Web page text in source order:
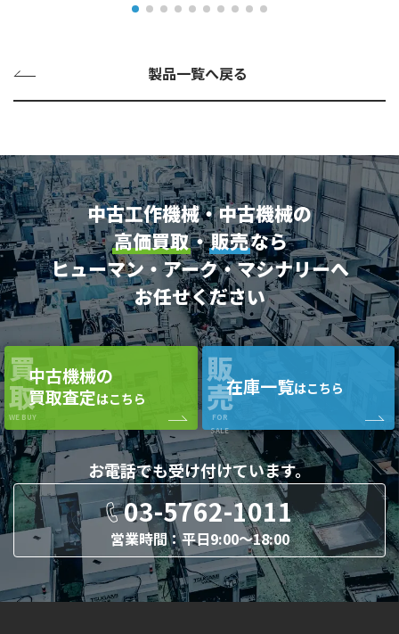
製品一覧へ戻る
中古工作機械・中古機械の
高価買取・販売なら
ヒューマン・アーク・マシナリーへ
お任せください
買
取
WE BUY
中古機械の
買取査定はこちら
販
売
FOR
SALE
在庫一覧はこちら
お電話でも受け付けています。
03-5762-1011
営業時間：平日9:00〜18:00